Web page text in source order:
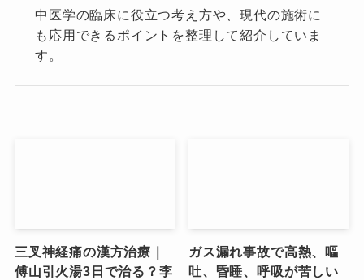
中医学の臨床に役立つ考え方や、現代の施術に
も応用できるポイントを整理して紹介していま
す。
三叉神経痛の漢方治療｜
傅山引火湯3日で治る？李
ガス漏れ事故で高熱、嘔
吐、昏睡、呼吸が苦しい